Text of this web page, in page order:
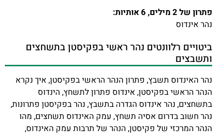
פתרון של 2 מילים, 6 אותיות:
נהר אינדוס
ביטויים רלוונטים נהר ראשי בפקיסטן בתשחצים
ותשבצים
נהר האינדוס תשבץ, פתרון הנהר הראשי בפקיסטן, איך נקרא
הנהר הראשי בפקיסטן, אינדוס פתרון לתשחץ, הינדוס
בתשחצים, נהר אינדוס הגדרה בתשבץ, נהר בפקיסטן פתרונות,
נהר חשוב בדרום אסיה תשחץ, עמק האינדוס תשחצים, מהו
הנהר המרכזי של פקיסטן, הנהר של תרבות עמק האינדוס,